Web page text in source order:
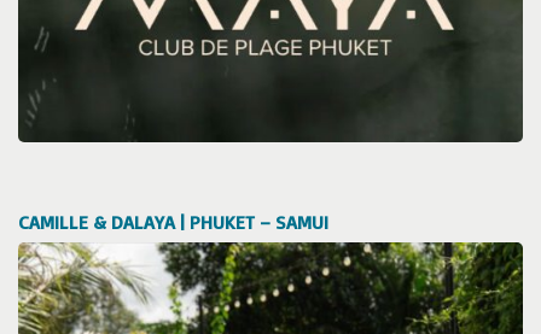
CAMILLE & DALAYA | PHUKET – SAMUI